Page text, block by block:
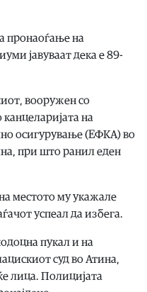
пронаоѓање на
јавуваат дека е 89-
вооружен со
на
осигурување (ЕФКА) во
при што ранил еден
местото му укажале
успеал да избега.
пукал и на
суд во Атина,
лица. Полицијата